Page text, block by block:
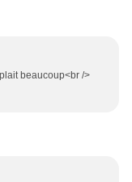
beaucoup<br />